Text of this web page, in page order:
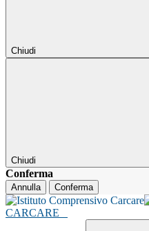
Chiudi
Chiudi
Conferma
Annulla Conferma
CARCARE